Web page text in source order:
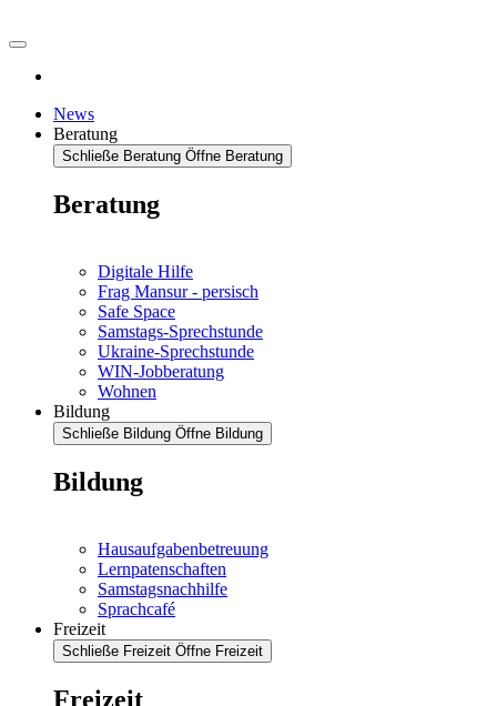
News
Beratung
Schließe Beratung Öffne Beratung
Beratung
Digitale Hilfe
Frag Mansur - persisch
Safe Space
Samstags-Sprechstunde
Ukraine-Sprechstunde
WIN-Jobberatung
Wohnen
Bildung
Schließe Bildung Öffne Bildung
Bildung
Hausaufgabenbetreuung
Lernpatenschaften
Samstagsnachhilfe
Sprachcafé
Freizeit
Schließe Freizeit Öffne Freizeit
Freizeit